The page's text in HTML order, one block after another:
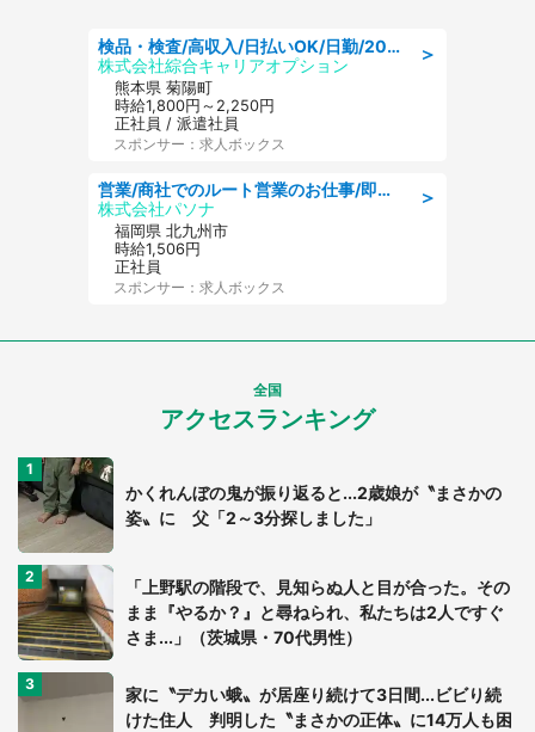
＞
検品・検査/高収入/日払いOK/日勤/20・30・40代活躍中/製造 工場
株式会社綜合キャリアオプション
熊本県 菊陽町
時給1,800円～2,250円
正社員 / 派遣社員
スポンサー：求人ボックス
＞
営業/商社でのルート営業のお仕事/即日勤務可/車通勤可/営業
株式会社パソナ
福岡県 北九州市
時給1,506円
正社員
スポンサー：求人ボックス
全国
アクセスランキング
かくれんぼの鬼が振り返ると...2歳娘が〝まさかの
姿〟に 父「2～3分探しました」
「上野駅の階段で、見知らぬ人と目が合った。その
まま『やるか？』と尋ねられ、私たちは2人ですぐ
さま...」（茨城県・70代男性）
家に〝デカい蛾〟が居座り続けて3日間...ビビり続
けた住人 判明した〝まさかの正体〟に14万人も困